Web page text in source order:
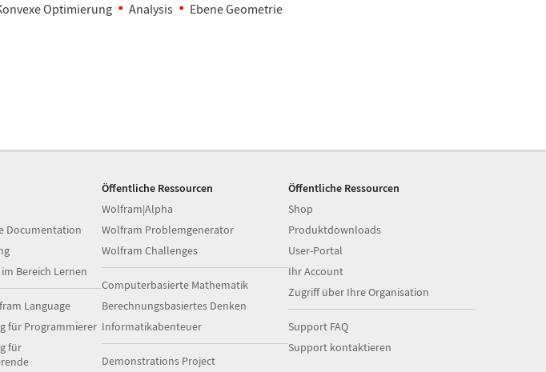
Optimierung Analysis Ebene Geometrie
Documentation
Bereich Lernen
Language
für Programmierer
für
Öffentliche Ressourcen
Wolfram|Alpha
Wolfram Problemgenerator
Wolfram Challenges
Computerbasierte Mathematik
Berechnungsbasiertes Denken
Informatikabenteuer
Demonstrations Project
Öffentliche Ressourcen
Shop
Produktdownloads
User-Portal
Ihr Account
Zugriff über Ihre Organisation
Support FAQ
Support kontaktieren